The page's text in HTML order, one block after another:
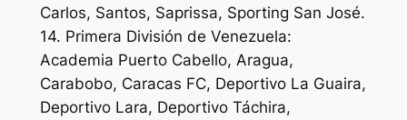
Carlos, Santos, Saprissa, Sporting San José.
14. Primera División de Venezuela:
Academia Puerto Cabello, Aragua,
Carabobo, Caracas FC, Deportivo La Guaira,
Deportivo Lara, Deportivo Táchira,